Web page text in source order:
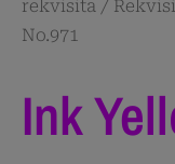
rekvisita /
No.971
Ink